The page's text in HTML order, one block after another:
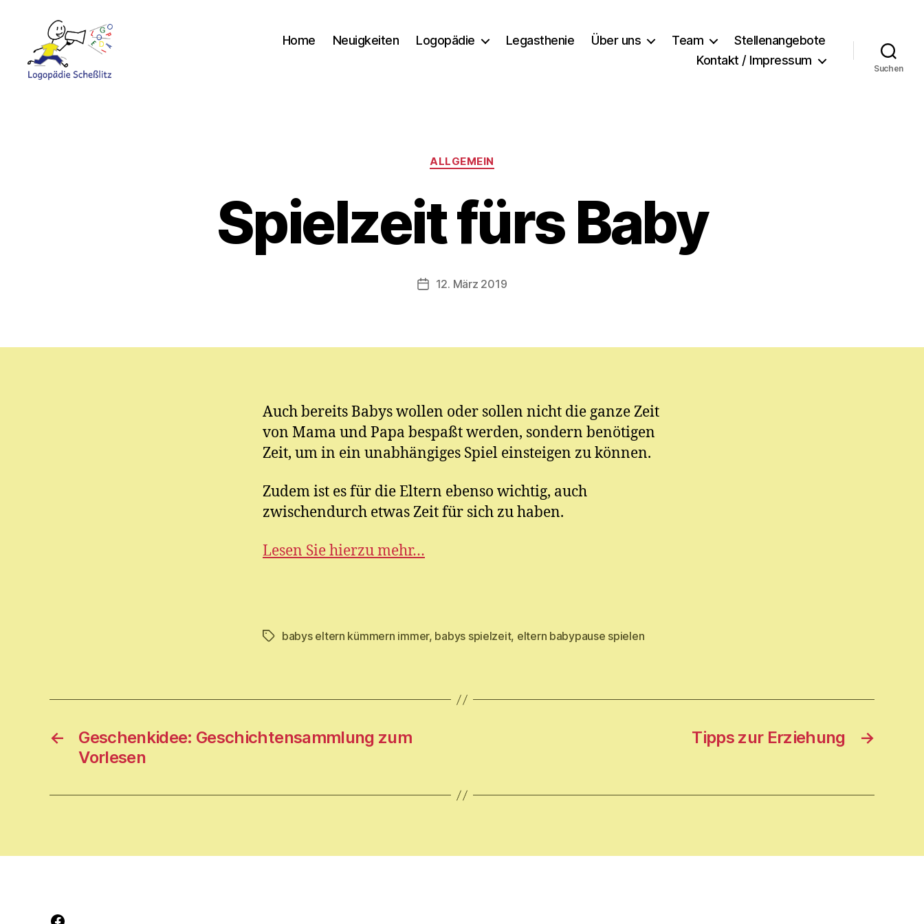
Home Neuigkeiten Logopädie Legasthenie Über uns Team
Stellenangebote
Kontakt / Impressum
Suchen
Kategorien
ALLGEMEIN
Spielzeit fürs Baby
Beitragsautor
n
y
m
Veröffentlichungsdatum
12. März 2019
Auch bereits Babys wollen oder sollen nicht die ganze Zeit
von Mama und Papa bespaßt werden, sondern benötigen
Zeit, um in ein unabhängiges Spiel einsteigen zu können.
Zudem ist es für die Eltern ebenso wichtig, auch
zwischendurch etwas Zeit für sich zu haben.
Lesen Sie hierzu mehr…
Schlagwörter
babys eltern kümmern immer, babys spielzeit, eltern babypause spielen
←
Geschenkidee: Geschichtensammlung zum
Vorlesen
→
Tipps zur Erziehung